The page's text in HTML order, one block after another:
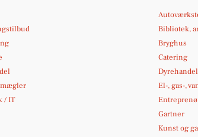
Bibliotek,
Bryghus
Catering
Dyrehandel
El-, gas-,
/ IT
Gartner
Kunst og